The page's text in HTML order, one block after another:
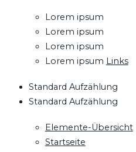
Lorem ipsum
Lorem ipsum
Lorem ipsum
Lorem ipsum Links
Standard Aufzählung
Standard Aufzählung
Elemente-Übersicht
Startseite